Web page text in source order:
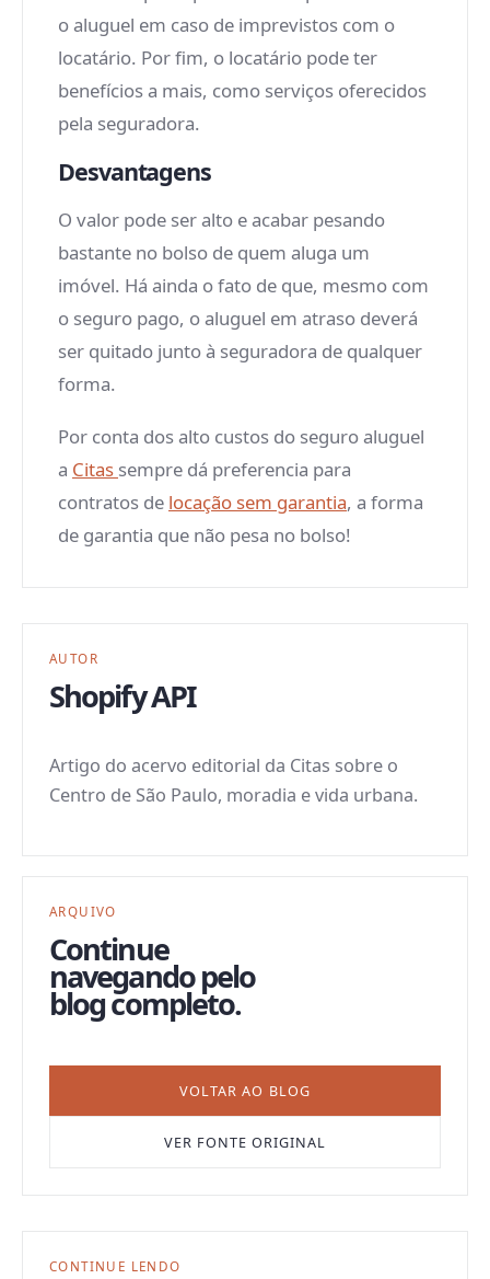
o aluguel em caso de imprevistos com o
locatário. Por fim, o locatário pode ter
benefícios a mais, como serviços oferecidos
pela seguradora.
Desvantagens
O valor pode ser alto e acabar pesando
bastante no bolso de quem aluga um
imóvel. Há ainda o fato de que, mesmo com
o seguro pago, o aluguel em atraso deverá
ser quitado junto à seguradora de qualquer
forma.
Por conta dos alto custos do seguro aluguel
a Citas sempre dá preferencia para
contratos de locação sem garantia, a forma
de garantia que não pesa no bolso!
AUTOR
Shopify API
Artigo do acervo editorial da Citas sobre o
Centro de São Paulo, moradia e vida urbana.
ARQUIVO
Continue
navegando pelo
blog completo.
VOLTAR AO BLOG
VER FONTE ORIGINAL
CONTINUE LENDO